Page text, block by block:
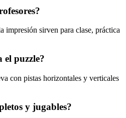
impresión sirven para clase, práctica
el puzzle?
con pistas horizontales y verticales
y jugables?